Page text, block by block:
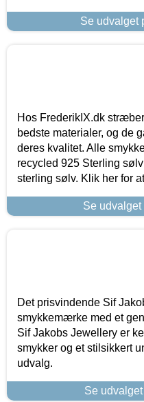
Se udvalget
Hos FrederikIX.dk
bedste materialer, og de
deres kvalitet. Alle
recycled 925 Sterling
sterling sølv. Klik her for
Se
Det prisvindende Sif
smykkemærke med et
Sif Jakobs Jewellery er
smykker og et stilsikkert
udvalg.
Se